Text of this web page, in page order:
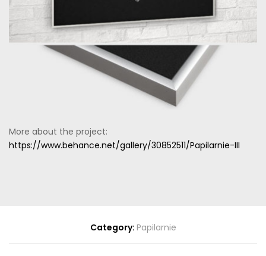
More about the project:
https://www.behance.net/gallery/30852511/Papilarnie-III
Category: Papilarnie